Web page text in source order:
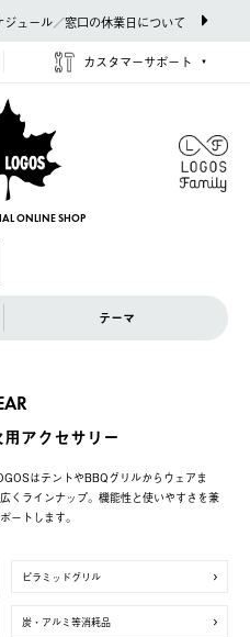
ュール／窓口の休業日について
カスタマーサポート
ONLINE SHOP
テーマ
アクセサリー
はテントやBBQグリルからウェアま
くラインナップ。機能性と使いやすさを兼
ートします。
ピラミッドグリル
炭・アルミ等消耗品